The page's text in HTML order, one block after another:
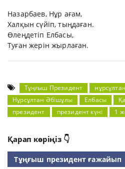
Назарбаев, Нұр ағам,
Халқын сүйіп, тыңдаған.
Өлеңдетіп Елбасы,
Туған жерін жырлаған.
Тұңғыш Президент
Нұрсұлтан Әбішұлы
Елбасы
президент
президент күні 1
Қарап көріңіз 👇
Тұңғыш президент ғажайып